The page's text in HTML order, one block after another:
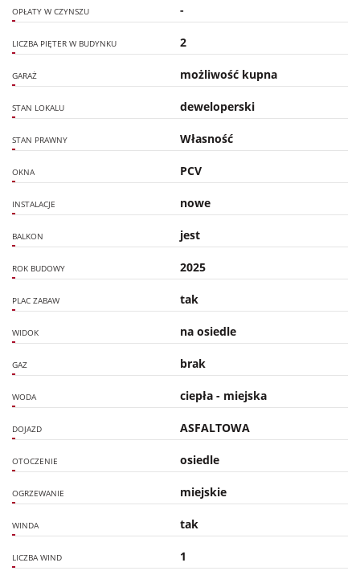
OPŁATY W CZYNSZU -
LICZBA PIĘTER W BUDYNKU 2
GARAŻ możliwość kupna
STAN LOKALU deweloperski
STAN PRAWNY Własność
OKNA PCV
INSTALACJE nowe
BALKON jest
ROK BUDOWY 2025
PLAC ZABAW tak
WIDOK na osiedle
GAZ brak
WODA ciepła - miejska
DOJAZD ASFALTOWA
OTOCZENIE osiedle
OGRZEWANIE miejskie
WINDA tak
LICZBA WIND 1